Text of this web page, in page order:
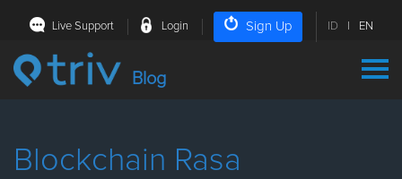
Live Support Login Sign Up ID EN
Blog
Blockchain Rasa